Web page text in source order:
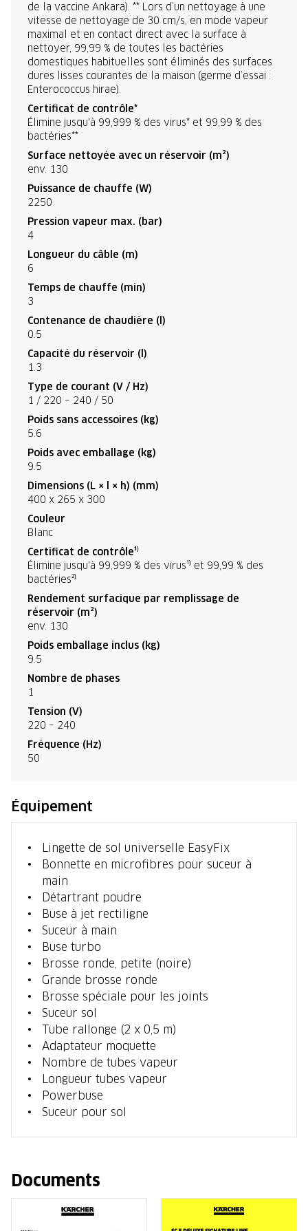
de la vaccine Ankara). ** Lors d’un nettoyage à une
vitesse de nettoyage de 30 cm/s, en mode vapeur
maximal et en contact direct avec la surface à
nettoyer, 99,99 % de toutes les bactéries
domestiques habituelles sont éliminés des surfaces
dures lisses courantes de la maison (germe d’essai :
Enterococcus hirae).
Certificat de contrôle*
Élimine jusqu'à 99,999 % des virus* et 99,99 % des
bactéries**
Surface nettoyée avec un réservoir (m²)
env. 130
Puissance de chauffe (W)
2250
Pression vapeur max. (bar)
4
Longueur du câble (m)
6
Temps de chauffe (min)
3
Contenance de chaudière (l)
0.5
Capacité du réservoir (l)
1.3
Type de courant (V / Hz)
1 / 220 – 240 / 50
Poids sans accessoires (kg)
5.6
Poids avec emballage (kg)
9.5
Dimensions (L × l × h) (mm)
400 x 265 x 300
Couleur
Blanc
Certificat de contrôle¹⁾
Élimine jusqu'à 99,999 % des virus¹⁾ et 99,99 % des
bactéries²⁾
Rendement surfacique par remplissage de
réservoir (m²)
env. 130
Poids emballage inclus (kg)
9.5
Nombre de phases
1
Tension (V)
220 – 240
Fréquence (Hz)
50
Équipement
Lingette de sol universelle EasyFix
Bonnette en microfibres pour suceur à
main
Détartrant poudre
Buse à jet rectiligne
Suceur à main
Buse turbo
Brosse ronde, petite (noire)
Grande brosse ronde
Brosse spéciale pour les joints
Suceur sol
Tube rallonge (2 x 0,5 m)
Adaptateur moquette
Nombre de tubes vapeur
Longueur tubes vapeur
Powerbuse
Suceur pour sol
Documents